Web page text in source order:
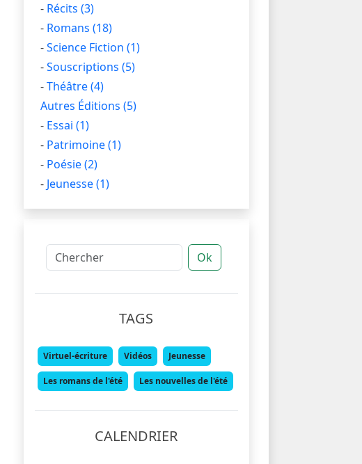
- Récits (3)
- Romans (18)
-Science Fiction (1)
-Souscriptions (5)
-Théâtre(4)
Autres Éditions (5)
- Essai (1)
- Patrimoine(1)
- Poésie(2)
- Jeunesse(1)
Ok
TAGS
Virtuel-écriture Vidéos Jeunesse
Les romans de l'été Les nouvelles de l'été
CALENDRIER